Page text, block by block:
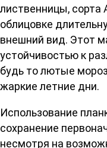
лиственницы, сорта
облицовке
внешний вид. Этот
устойчивостью к
будь то лютые
жаркие летние дни.
Использование
сохранение
несмотря на